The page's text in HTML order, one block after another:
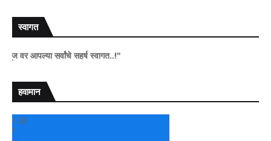
स्वागत
सर्वांचे सहर्ष स्वागत..!"
हवामान
+28
°